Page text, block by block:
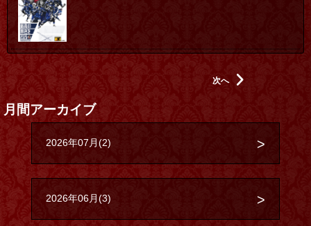
次へ
月間アーカイブ
2026年07月(2)
2026年06月(3)